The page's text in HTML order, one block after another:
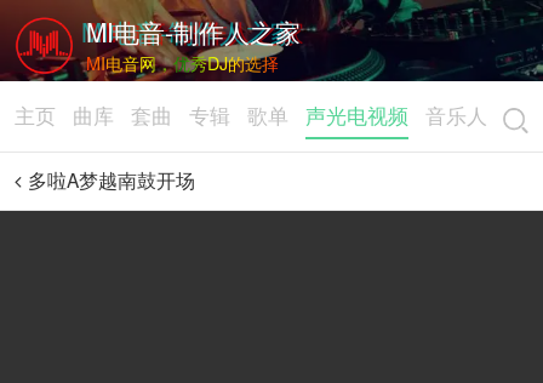
MI电音-制作人之家
MI电音网，优秀DJ的选择
主页 曲库 套曲 专辑 歌单 声光电视频 音乐人
多啦A梦越南鼓开场